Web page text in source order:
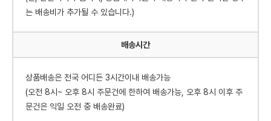
는 배송비가 추가될 수 있습니다.)
배송시간
상품배송은 전국 어디든 3시간이내 배송가능
(오전 8시~ 오후 8시 주문건에 한하여 배송가능, 오후 8시 이후 주
문건은 익일 오전 중 배송완료)